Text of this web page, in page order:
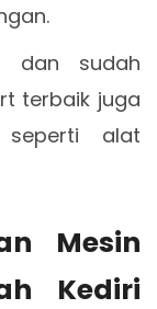
dan sudah
terbaik juga
seperti alat
Mesin
Kediri